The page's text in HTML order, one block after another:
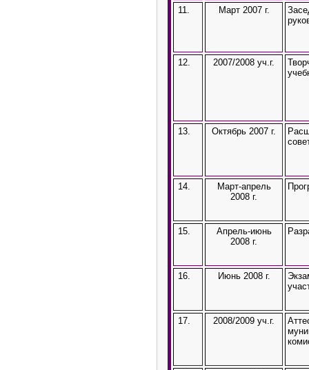
11. Март 2007 г.
12. 2007/2008 уч.г.
13. Октябрь 2007 г.
14.
Март-апрель
2008 г.
15.
Апрель-июнь
2008 г.
16. Июнь 2008 г.
17. 2008/2009 уч.г.